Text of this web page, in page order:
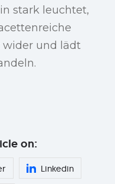
stark leuchtet,
wider und lädt
on:
Linkedin